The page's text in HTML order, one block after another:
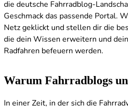
die deutsche Fahrradblog-
Geschmack das passende Portal.
Netz geklickt und stellen dir die
die dein Wissen erweitern und
Radfahren befeuern werden.
Warum Fahrradblogs
In einer Zeit, in der sich die